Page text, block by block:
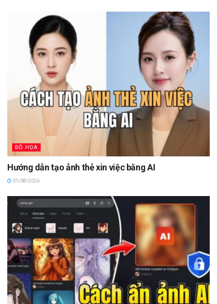
ĐỒ HỌA
Hướng dẫn tạo ảnh thẻ xin việc bằng AI
01/08/2026